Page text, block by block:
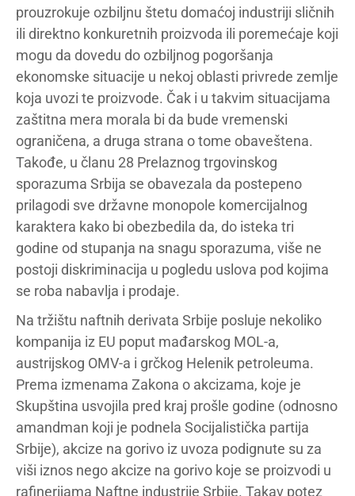
prouzrokuje ozbiljnu štetu domaćoj industriji sličnih
ili direktno konkuretnih proizvoda ili poremećaje koji
mogu da dovedu do ozbiljnog pogoršanja
ekonomske situacije u nekoj oblasti privrede zemlje
koja uvozi te proizvode. Čak i u takvim situacijama
zaštitna mera morala bi da bude vremenski
ograničena, a druga strana o tome obaveštena.
Takođe, u članu 28 Prelaznog trgovinskog
sporazuma Srbija se obavezala da postepeno
prilagodi sve državne monopole komercijalnog
karaktera kako bi obezbedila da, do isteka tri
godine od stupanja na snagu sporazuma, više ne
postoji diskriminacija u pogledu uslova pod kojima
se roba nabavlja i prodaje.
Na tržištu naftnih derivata Srbije posluje nekoliko
kompanija iz EU poput mađarskog MOL-a,
austrijskog OMV-a i grčkog Helenik petroleuma.
Prema izmenama Zakona o akcizama, koje je
Skupština usvojila pred kraj prošle godine (odnosno
amandman koji je podnela Socijalistička partija
Srbije), akcize na gorivo iz uvoza podignute su za
viši iznos nego akcize na gorivo koje se proizvodi u
rafinerijama Naftne industrije Srbije. Takav potez